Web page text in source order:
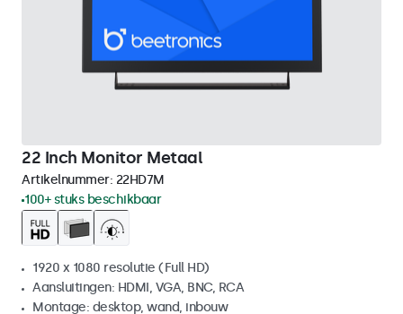
22 Inch Monitor Metaal
Artikelnummer: 22HD7M
100+ stuks beschikbaar
1920 x 1080 resolutie (Full HD)
Aansluitingen: HDMI, VGA, BNC, RCA
Montage: desktop, wand, inbouw